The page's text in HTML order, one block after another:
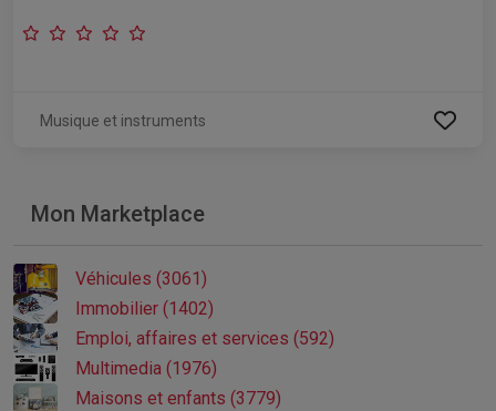
Musique et instruments
Mon Marketplace
Véhicules (3061)
Immobilier (1402)
Emploi, affaires et services (592)
Multimedia (1976)
Maisons et enfants (3779)